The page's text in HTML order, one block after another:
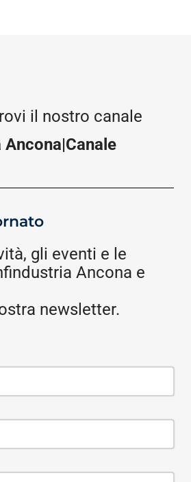
il nostro canale
gli eventi e le
Ancona e
newsletter.